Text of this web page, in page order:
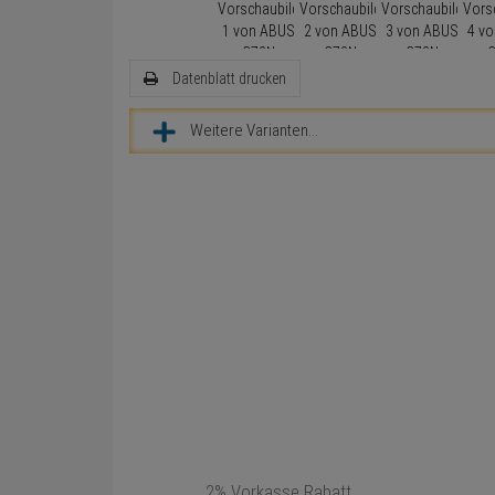
Datenblatt drucken
Weitere Varianten...